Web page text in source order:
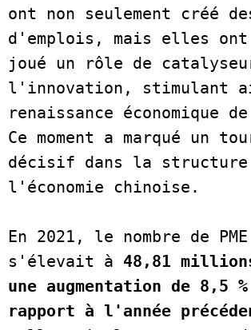
ont non seulement créé
d'emplois, mais elles ont
joué un rôle de
l'innovation, stimulant
renaissance économique
Ce moment a marqué un
décisif dans la structure
l'économie chinoise.
En 2021, le nombre de
s'élevait à 48,81
une augmentation de 8,5
rapport à l'année